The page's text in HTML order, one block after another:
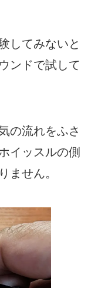
してみないと
ンドで試して
の流れをふさ
イッスルの側
ません。